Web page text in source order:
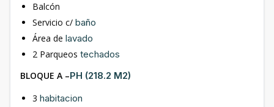
Balcón
Servicio c/ baño
Área de lavado
2 Parqueos techados
BLOQUE A –PH (218.2 M2)
3 habitacion